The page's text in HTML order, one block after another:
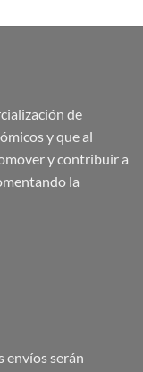
de
y que al
y contribuir a
la
envíos serán